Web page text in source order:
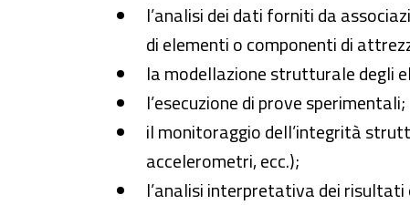
l’analisi dei dati forniti da
di elementi o componenti di
la modellazione strutturale degli
l’esecuzione di prove sperimentali;
il monitoraggio dell’integrità
accelerometri, ecc.);
l’analisi interpretativa dei